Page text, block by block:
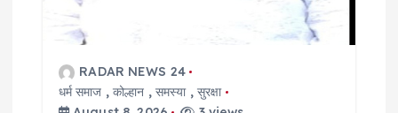
RADAR NEWS 24
धर्म समाज ,कोल्हान , समस्या, सुरक्षा